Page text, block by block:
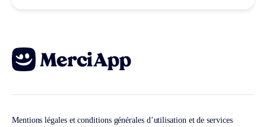
Mentions légales et conditions générales d’utilisation et de services